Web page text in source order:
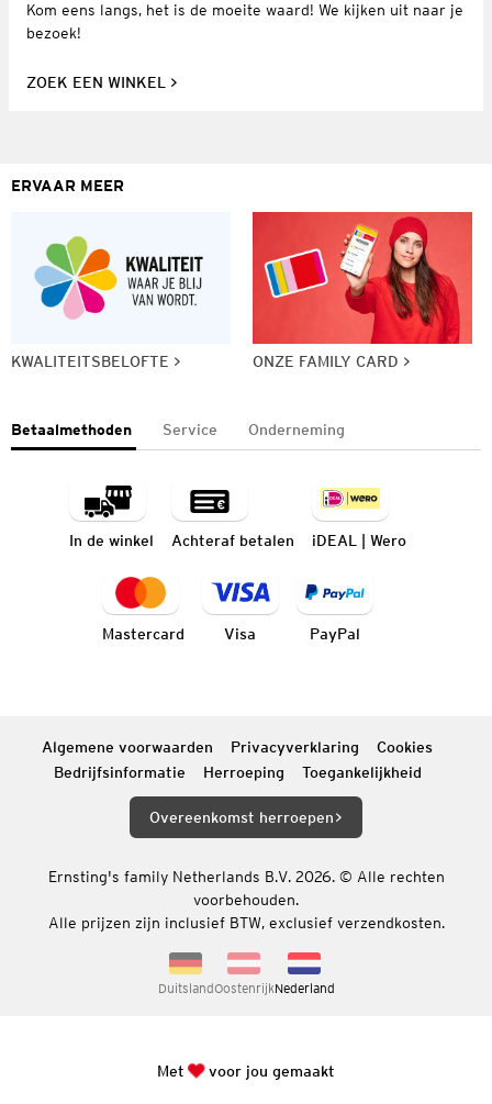
Kom eens langs, het is de moeite waard! We kijken uit naar je
bezoek!
ZOEK EEN WINKEL
ERVAAR MEER
KWALITEITSBELOFTE ONZE FAMILY CARD
Betaalmethoden Service Onderneming
In de winkel Achteraf betalen iDEAL | Wero
Mastercard Visa PayPal
Algemene voorwaarden Privacyverklaring
Cookies
Bedrijfsinformatie
Herroeping Toegankelijkheid
Overeenkomst herroepen
Ernsting's family Netherlands B.V. 2026. © Alle rechten
voorbehouden.
Alle prijzen zijn inclusief BTW, exclusief verzendkosten.
DuitslandOostenrijkNederland
Met voor jou gemaakt